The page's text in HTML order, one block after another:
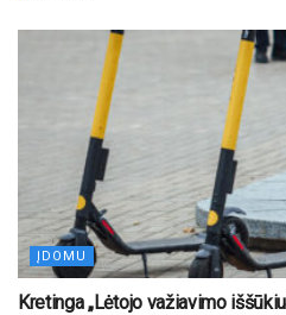
ĮDOMU
Kretinga „Lėtojo važiavimo